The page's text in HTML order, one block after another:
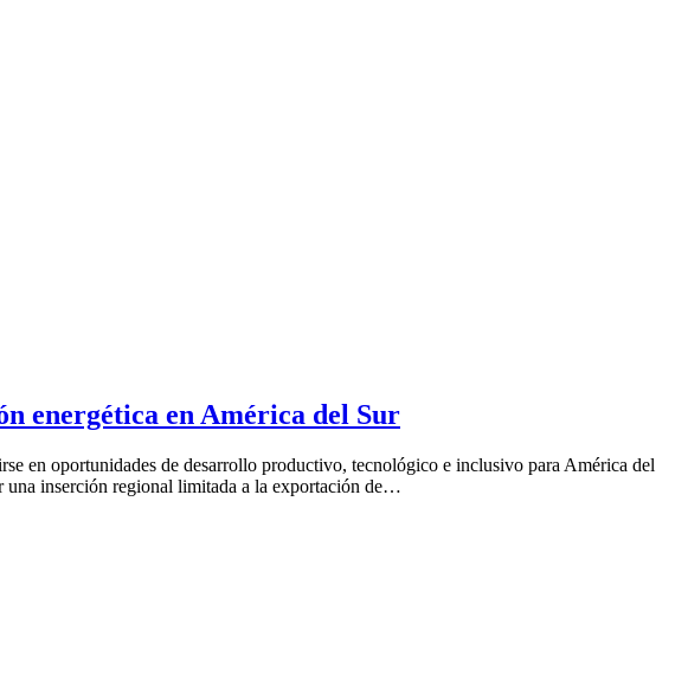
energética en América del Sur
en oportunidades de desarrollo productivo, tecnológico e inclusivo para América del
una inserción regional limitada a la exportación de…